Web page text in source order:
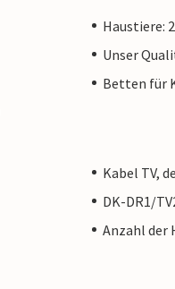
Haustiere: 2
Unser
Betten für
Kabel TV,
DK-DR1/
Anzahl der